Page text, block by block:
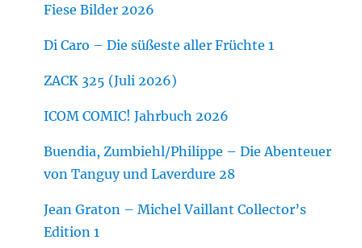
Fiese Bilder 2026
Di Caro – Die süßeste aller Früchte 1
ZACK 325 (Juli 2026)
ICOM COMIC! Jahrbuch 2026
Buendia, Zumbiehl/Philippe – Die Abenteuer
von Tanguy und Laverdure 28
Jean Graton – Michel Vaillant Collector’s
Edition 1